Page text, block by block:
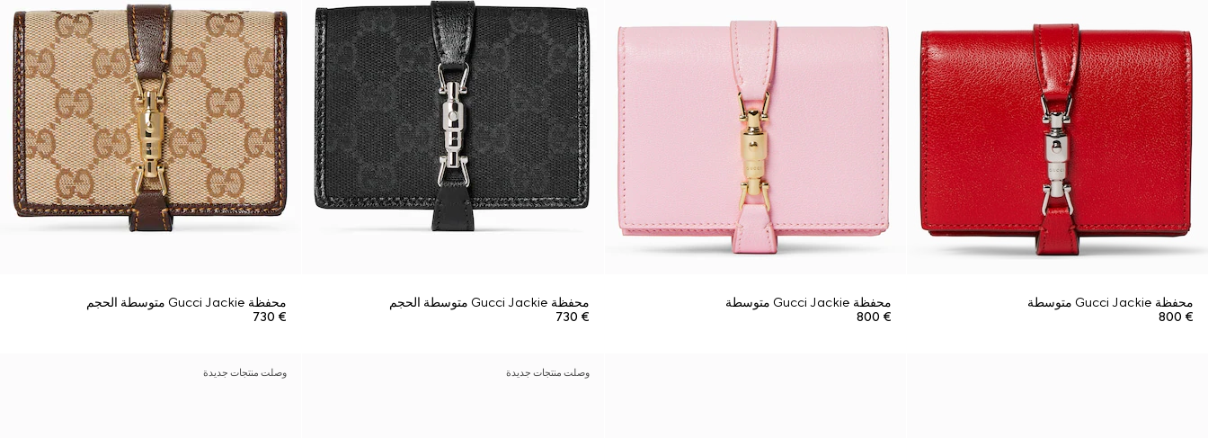
محفظة Gucci Jackie متوسطة
€ 800
محفظة Gucci Jackie متوسطة
€ 800
محفظة Gucci Jackie متوسطة الحجم
€ 730
محفظة Gucci Jackie متوسطة الحجم
€ 730
وصلت منتجات جديدة وصلت منتجات جديدة